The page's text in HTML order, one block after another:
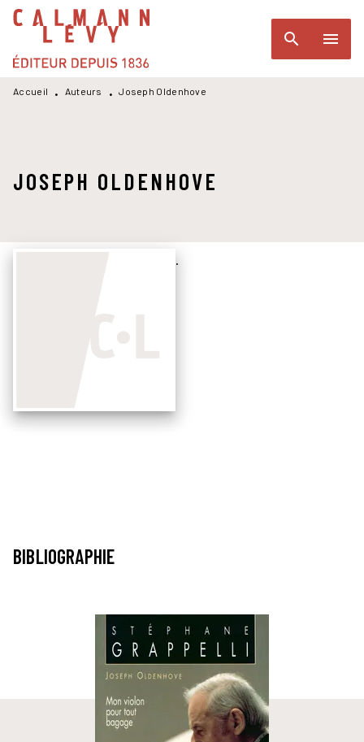
MENU RECHERCHE
PIED DE PAGE
search menu
Accueil • Auteurs • Joseph Oldenhove
JOSEPH OLDENHOVE
.
BIBLIOGRAPHIE